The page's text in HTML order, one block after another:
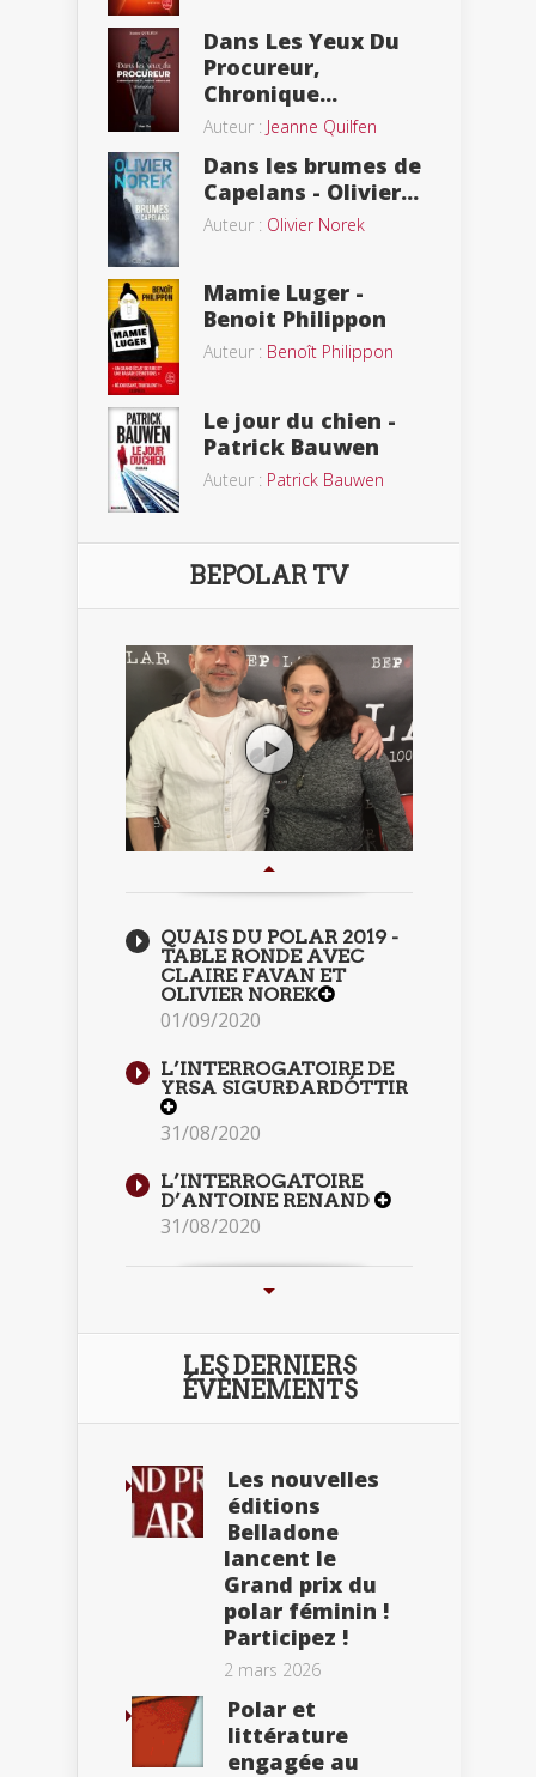
Dans Les Yeux Du
Procureur,
Chronique...
Auteur : Jeanne Quilfen
Dans les brumes de
Capelans - Olivier...
Auteur : Olivier Norek
Mamie Luger -
Benoit Philippon
Auteur : Benoît Philippon
Le jour du chien -
Patrick Bauwen
Auteur : Patrick Bauwen
BEPOLAR TV
QUAIS DU POLAR 2019 -
TABLE RONDE AVEC
CLAIRE FAVAN ET
OLIVIER NOREK
01/09/2020
L’INTERROGATOIRE DE
YRSA SIGURÐARDÓTTIR
31/08/2020
L’INTERROGATOIRE
D’ANTOINE RENAND
31/08/2020
LES DERNIERS
ÉVÈNEMENTS
Les nouvelles
éditions
Belladone
lancent le
Grand prix du
polar féminin !
Participez !
2 mars 2026
Polar et
littérature
engagée au